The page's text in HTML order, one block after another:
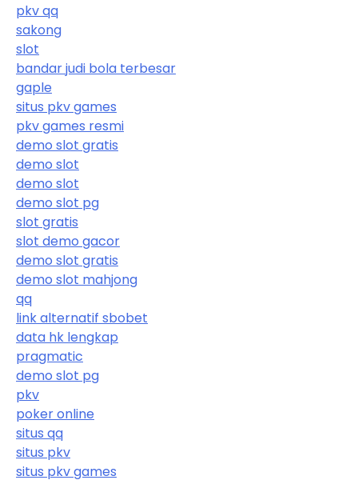
pkv qq
sakong
slot
bandar judi bola terbesar
gaple
situs pkv games
pkv games resmi
demo slot gratis
demo slot
demo slot
demo slot pg
slot gratis
slot demo gacor
demo slot gratis
demo slot mahjong
qq
link alternatif sbobet
data hk lengkap
pragmatic
demo slot pg
pkv
poker online
situs qq
situs pkv
situs pkv games